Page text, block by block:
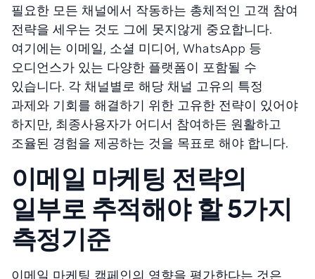
필요한 모든 채널에서 작동하는 총체적인 고객 참여
전략을 세우는 것도 그에 못지않게 중요합니다.
여기에는 이메일, 소셜 미디어, WhatsApp 등
오디언스가 있는 다양한 플랫폼이 포함될 수
있습니다. 각 채널별로 해당 채널 고유의 특정
과제와 기회를 해결하기 위한 고유한 전략이 있어야
하지만, 최종사용자가 어디서 참여하든 원활하고
조율된 경험을 제공하는 것을 목표로 해야 합니다.
이메일 마케팅 전략의
일부로 추적해야 할 5가지
측정기준
이메일 마케팅 캠페인의 영향을 평가한다는 것은